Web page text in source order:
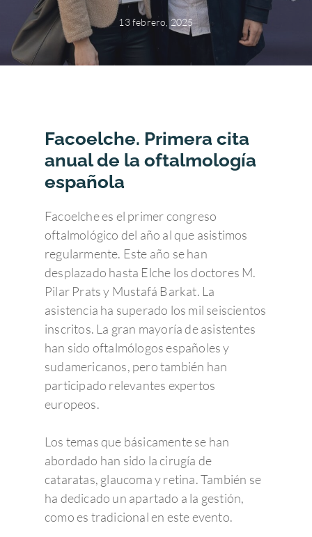
13 febrero, 2025
Facoelche. Primera cita
anual de la oftalmología
española
Facoelche es el primer congreso
oftalmológico del año al que asistimos
regularmente. Este año se han
desplazado hasta Elche los doctores M.
Pilar Prats y Mustafá Barkat. La
asistencia ha superado los mil seiscientos
inscritos. La gran mayoría de asistentes
han sido oftalmólogos españoles y
sudamericanos, pero también han
participado relevantes expertos
europeos.
Los temas que básicamente se han
abordado han sido la cirugía de
cataratas, glaucoma y retina. También se
ha dedicado un apartado a la gestión,
como es tradicional en este evento.